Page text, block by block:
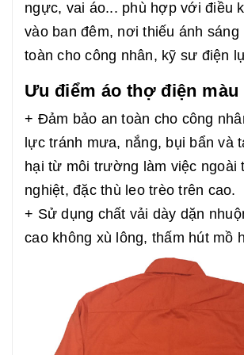
ngực, vai áo... phù hợp với điều
vào ban đêm, nơi thiếu ánh sáng
toàn cho công nhân, kỹ sư điện
Ưu điểm áo thợ điện màu
+ Đảm bảo an toàn cho công
lực tránh mưa, nắng, bụi bẩn và
hại từ môi trường làm việc ngoài
nghiệt, đặc thù leo trèo trên cao.
+ Sử dụng chất vải dày dặn
cao không xù lông, thấm hút mồ